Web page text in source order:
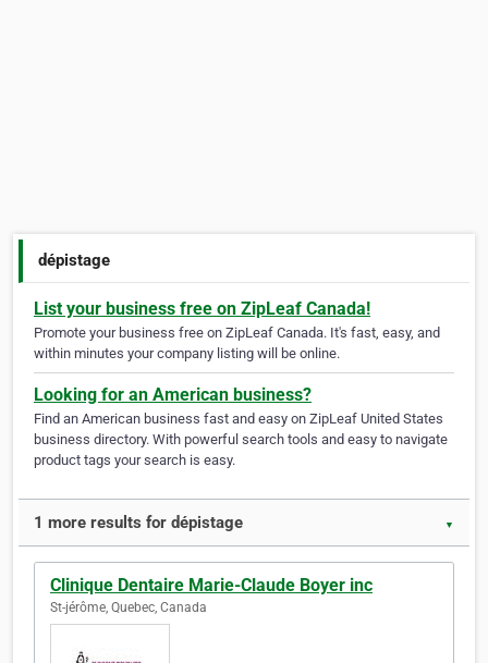
dépistage
List your business free on ZipLeaf Canada!
Promote your business free on ZipLeaf Canada. It's fast, easy, and
within minutes your company listing will be online.
Looking for an American business?
Find an American business fast and easy on ZipLeaf United States
business directory. With powerful search tools and easy to navigate
product tags your search is easy.
1 more results for dépistage ▼
Clinique Dentaire Marie-Claude Boyer inc
St-jérôme, Quebec, Canada